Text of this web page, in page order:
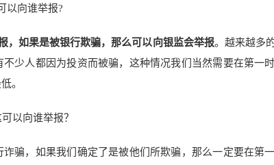
，如果是被银行欺骗，那么可以向银监会举报。越来越多
少人都因为投资而被骗，这种情况我们当然需要在第一
。
骗，如果我们确定了是被他们所欺骗，那么一定要在第